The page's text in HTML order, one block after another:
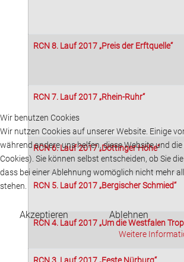
RCN 8. Lauf 2017 „Preis der Erftquelle“
RCN 7. Lauf 2017 „Rhein-Ruhr“
RCN 6. Lauf 2017 „Döttinger Höhe“
RCN 5. Lauf 2017 „Bergischer Schmied“
RCN 4. Lauf 2017 „Um die Westfalen
Wir benutzen Cookies
Wir nutzen Cookies auf unserer Website. Einige
während andere uns helfen, diese Website und
Cookies). Sie können selbst entscheiden, ob Sie
dass bei einer Ablehnung womöglich nicht mehr
stehen.
Akzeptieren Ablehnen
Weitere